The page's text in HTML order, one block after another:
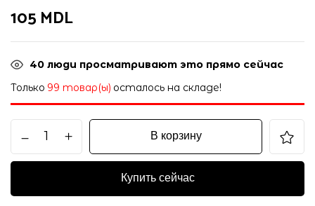
105 MDL
40 люди просматривают это прямо сейчас
Только 99 товар(ы) осталось на складе!
В корзину
Купить сейчас